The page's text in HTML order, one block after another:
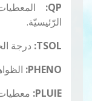
QP:
الرّئيسيّة.
TSOL: درجة
PHENO:
PLUIE: